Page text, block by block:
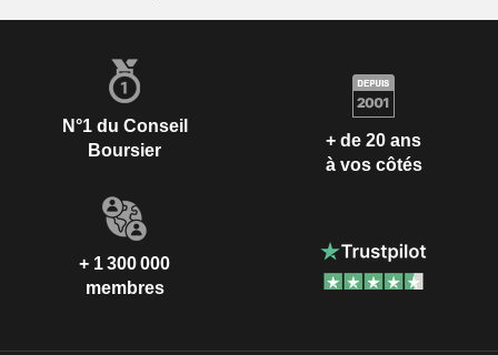
N°1 du Conseil
Boursier
+ de 20 ans
à vos côtés
+ 1 300 000
membres